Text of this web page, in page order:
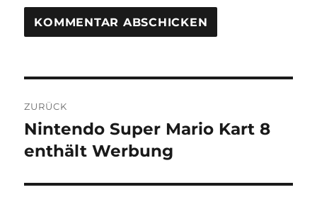
ZURÜCK
Vorheriger
Beitrag:
Nintendo Super Mario Kart 8
enthält Werbung